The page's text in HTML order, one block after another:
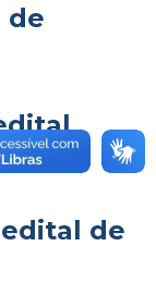
de
edital de